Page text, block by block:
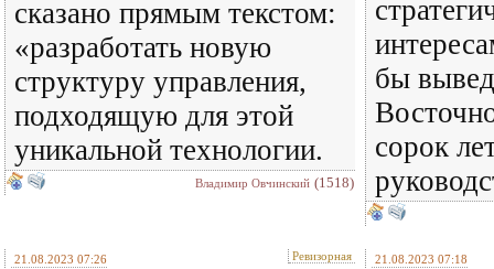
сказано прямым текстом:
«разработать новую
структуру управления,
подходящую для этой
уникальной технологии.
Владимир Овчинский (1518)
бы
сорок
21.08.2023 07:26 Ревизорная 21.08.2023 07:18